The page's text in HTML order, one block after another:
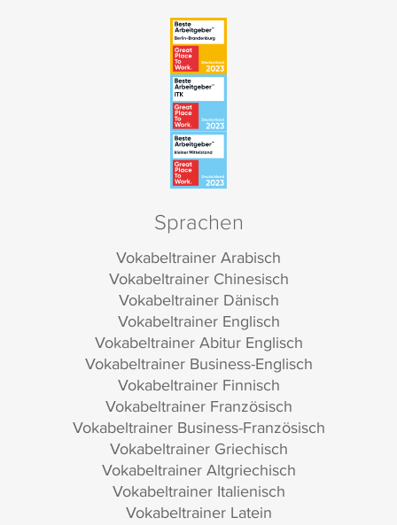
Sprachen
Vokabeltrainer Arabisch
Vokabeltrainer Chinesisch
Vokabeltrainer Dänisch
Vokabeltrainer Englisch
Vokabeltrainer Abitur Englisch
Vokabeltrainer Business-Englisch
Vokabeltrainer Finnisch
Vokabeltrainer Französisch
Vokabeltrainer Business-Französisch
Vokabeltrainer Griechisch
Vokabeltrainer Altgriechisch
Vokabeltrainer Italienisch
Vokabeltrainer Latein